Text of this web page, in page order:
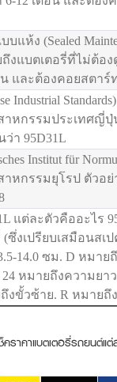
แห้ง (Sealed
ถึงแบตเตอรี่ที่ไม่ต้อ
และต้องคอยสตาร์
Industrial
าหกรรมประเทศญี่ปุ่
ว่า 95D31L
Institut für
หกรรมยุโรป ตัวอย่
แต่ละตัวคืออะไร
ซึ่งเปรียบเสมือนสเ
14.0 ซม. D หมาย
24 หมายถึงความยา
งขั้วซ้าย. R หมายถึ
คราคาแบตเตอรี่รถยนต์แ